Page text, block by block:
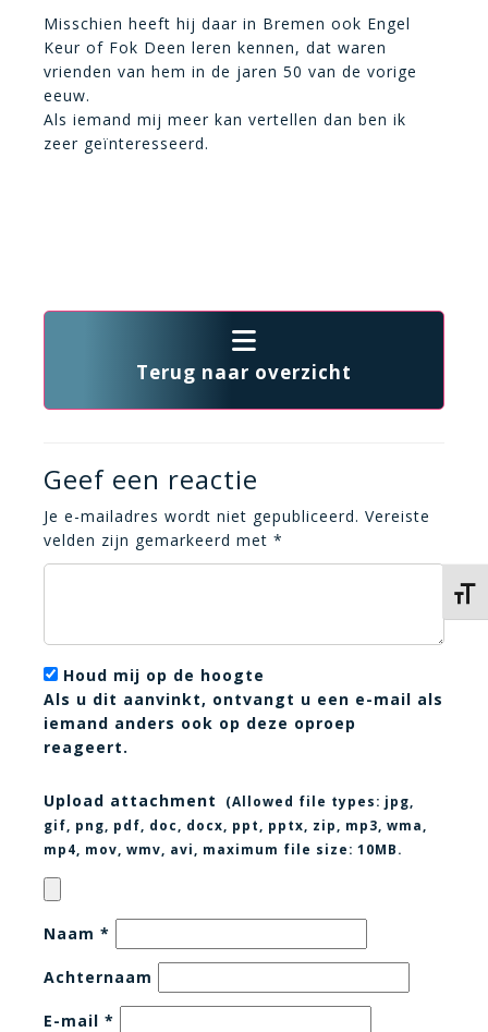
Misschien heeft hij daar in Bremen ook Engel
Keur of Fok Deen leren kennen, dat waren
vrienden van hem in de jaren 50 van de vorige
eeuw.
Als iemand mij meer kan vertellen dan ben ik
zeer geïnteresseerd.
Terug naar overzicht
Geef een reactie
Je e-mailadres wordt niet gepubliceerd. Vereiste
velden zijn gemarkeerd met *
Houd mij op de hoogte
Als u dit aanvinkt, ontvangt u een e-mail als
iemand anders ook op deze oproep
reageert.
Upload attachment (Allowed file types: jpg,
gif, png, pdf, doc, docx, ppt, pptx, zip, mp3, wma,
mp4, mov, wmv, avi
, maximum file size: 10MB.
Naam *
Achternaam
E-mail *